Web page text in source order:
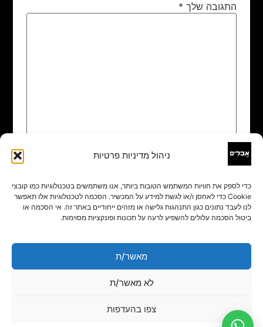
ניהול מדיניות פרטיות
כדי לספק את חוויות המשתמש הטובות ביותר, אנו משתמשים בטכנולוגיות כמו קובצי
Cookie כדי לאחסן ו/או לגשת למידע על המכשיר. הסכמה לטכנולוגיות אלו תאפשר
לנו לעבד נתונים כגון התנהגות גלישה או מזהים ייחודיים באתר זה. אי הסכמה או
ביטול הסכמה עלולים להשפיע לרעה על תכונות ופונקציות מסוימות.
מאשר/ת
לא מאשר/ת
צפו בהעדפות
התגובה שלך *
שם
אימייל*